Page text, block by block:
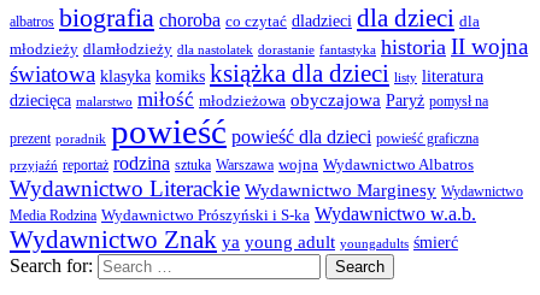
albatros biografia choroba co czytać dladzieci dla dzieci dla
młodzieży dlamłodzieży dla nastolatek dorastanie fantastyka historia II wojna
światowa klasyka komiks książka dla dzieci listy literatura
dziecięca malarstwo miłość młodzieżowa obyczajowa Paryż pomysł na
prezent poradnik powieść powieść dla dzieci powieść graficzna
przyjaźń reportaż rodzina sztuka Warszawa wojna Wydawnictwo Albatros
Wydawnictwo Literackie Wydawnictwo Marginesy Wydawnictwo
Media Rodzina Wydawnictwo Prószyński i S-ka Wydawnictwo w.a.b.
Wydawnictwo Znak ya young adult youngadults śmierć
Search for: